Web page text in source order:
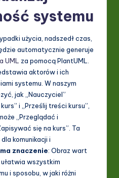
systemu
użycia, nadszedł czas,
automatycznie generuje
UML za pomocą PlantUML.
aktorów i ich
systemu. W naszym
jak „Nauczyciel”
i „Prześlij treści kursu”,
„Przeglądać i
się na kurs”. Ta
komunikacji i
znaczenie: Obraz wart
wszystkim
i sposobu, w jaki różni